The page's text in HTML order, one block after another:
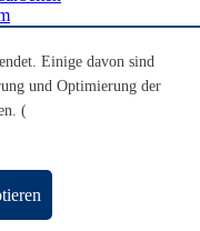
Black Diaspora
Einige davon sind
und Optimierung der
(